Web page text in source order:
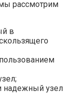
рассмотрим
в
надежный узел